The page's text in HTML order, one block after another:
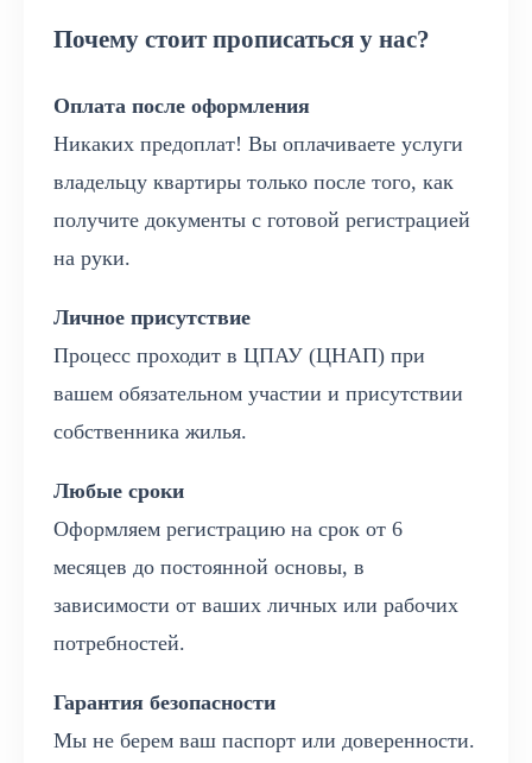
Почему стоит прописаться у нас?
Оплата после оформления
Никаких предоплат! Вы оплачиваете услуги
владельцу квартиры только после того, как
получите документы с готовой регистрацией
на руки.
Личное присутствие
Процесс проходит в ЦПАУ (ЦНАП) при
вашем обязательном участии и присутствии
собственника жилья.
Любые сроки
Оформляем регистрацию на срок от 6
месяцев до постоянной основы, в
зависимости от ваших личных или рабочих
потребностей.
Гарантия безопасности
Мы не берем ваш паспорт или доверенности.